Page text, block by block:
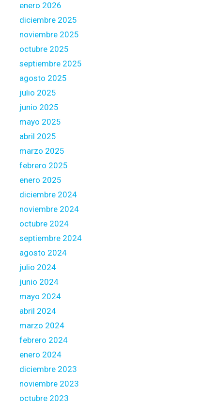
enero 2026
diciembre 2025
noviembre 2025
octubre 2025
septiembre 2025
agosto 2025
julio 2025
junio 2025
mayo 2025
abril 2025
marzo 2025
febrero 2025
enero 2025
diciembre 2024
noviembre 2024
octubre 2024
septiembre 2024
agosto 2024
julio 2024
junio 2024
mayo 2024
abril 2024
marzo 2024
febrero 2024
enero 2024
diciembre 2023
noviembre 2023
octubre 2023